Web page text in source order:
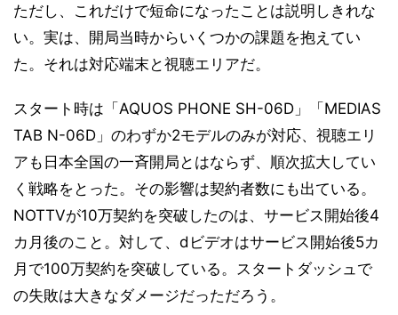
ただし、これだけで短命になったことは説明しきれな
い。実は、開局当時からいくつかの課題を抱えてい
た。それは対応端末と視聴エリアだ。
スタート時は「AQUOS PHONE SH-06D」「MEDIAS
TAB N-06D」のわずか2モデルのみが対応、視聴エリ
アも日本全国の一斉開局とはならず、順次拡大してい
く戦略をとった。その影響は契約者数にも出ている。
NOTTVが10万契約を突破したのは、サービス開始後4
カ月後のこと。対して、dビデオはサービス開始後5カ
月で100万契約を突破している。スタートダッシュで
の失敗は大きなダメージだっただろう。